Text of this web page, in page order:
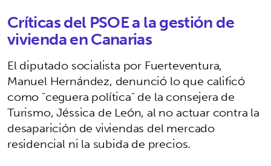
Críticas del PSOE a la gestión de
vivienda en Canarias
El diputado socialista por Fuerteventura,
Manuel Hernández, denunció lo que calificó
como "ceguera política" de la consejera de
Turismo, Jéssica de León, al no actuar contra la
desaparición de viviendas del mercado
residencial ni la subida de precios.